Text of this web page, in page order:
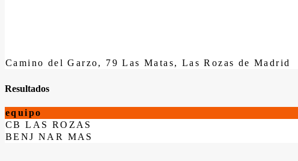
Camino del Garzo, 79 Las Matas, Las Rozas de Madrid
Resultados
equipo
CB LAS ROZAS
BENJ NAR MAS